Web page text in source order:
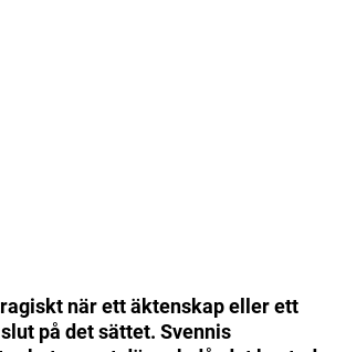
när ett äktenskap eller ett
på det sättet. Svennis